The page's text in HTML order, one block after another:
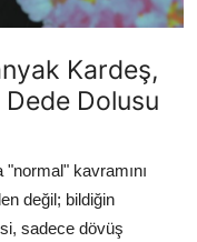
Kardeş,
Dolusu
kavramını
değil; bildiğin
sadece dövüş